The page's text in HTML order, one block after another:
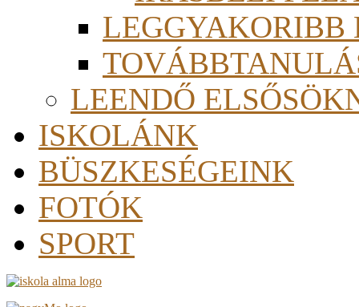
LEGGYAKORIBB
LEENDŐ
ISKOLÁNK
BÜSZKESÉGEINK
FOTÓK
SPORT